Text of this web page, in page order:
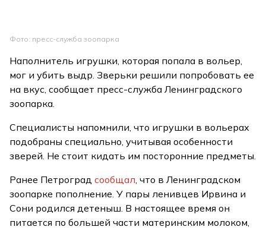
Фото: пресс-служба зоопарка
Наполнитель игрушки, которая попала в вольер,
мог и убить выдр. Зверьки решили попробовать ее
на вкус, сообщает пресс-служба Ленинградского
зоопарка.
Специалисты напомнили, что игрушки в вольерах
подобраны специально, учитывая особенности
зверей. Не стоит кидать им посторонние предметы.
Ранее Петроградсообщал , что в Ленинградском
зоопарке пополнение. У пары ленивцев Ирвина и
Сони родился детеныш. В настоящее время он
питается по большей части материнским молоком,